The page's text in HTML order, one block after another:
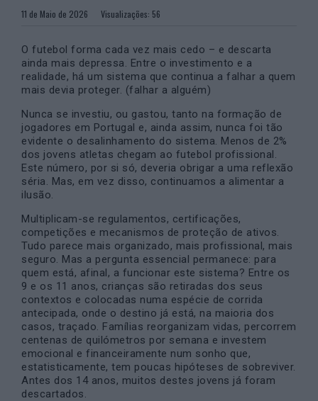
11 de Maio de 2026 Visualizações: 56
O futebol forma cada vez mais cedo – e descarta
ainda mais depressa. Entre o investimento e a
realidade, há um sistema que continua a falhar a quem
mais devia proteger. (falhar a alguém)
Nunca se investiu, ou gastou, tanto na formação de
jogadores em Portugal e, ainda assim, nunca foi tão
evidente o desalinhamento do sistema. Menos de 2%
dos jovens atletas chegam ao futebol profissional.
Este número, por si só, deveria obrigar a uma reflexão
séria. Mas, em vez disso, continuamos a alimentar a
ilusão.
Multiplicam-se regulamentos, certificações,
competições e mecanismos de proteção de ativos.
Tudo parece mais organizado, mais profissional, mais
seguro. Mas a pergunta essencial permanece: para
quem está, afinal, a funcionar este sistema? Entre os
9 e os 11 anos, crianças são retiradas dos seus
contextos e colocadas numa espécie de corrida
antecipada, onde o destino já está, na maioria dos
casos, traçado. Famílias reorganizam vidas, percorrem
centenas de quilómetros por semana e investem
emocional e financeiramente num sonho que,
estatisticamente, tem poucas hipóteses de sobreviver.
Antes dos 14 anos, muitos destes jovens já foram
descartados.